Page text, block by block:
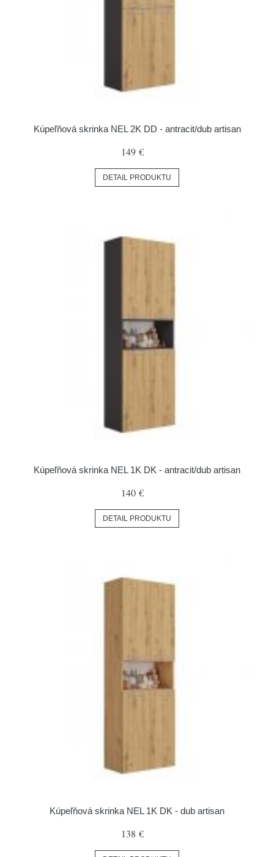
Kúpeľňová skrinka NEL 2K DD - antracit/dub artisan
149 €
DETAIL PRODUKTU
Kúpeľňová skrinka NEL 1K DK - antracit/dub artisan
140 €
DETAIL PRODUKTU
Kúpeľňová skrinka NEL 1K DK - dub artisan
138 €